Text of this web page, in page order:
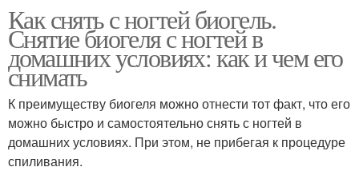
Как снять с ногтей биогель.
Снятие биогеля с ногтей в
домашних условиях: как и чем его
снимать
К преимуществу биогеля можно отнести тот факт, что его
можно быстро и самостоятельно снять с ногтей в
домашних условиях. При этом, не прибегая к процедуре
спиливания.